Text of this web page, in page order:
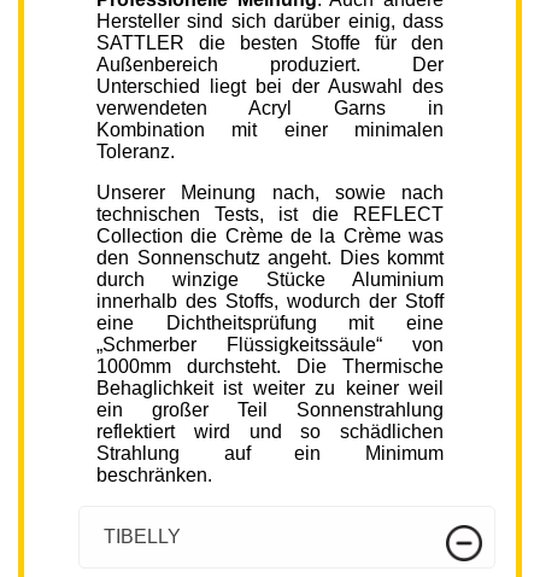
Hersteller sind sich darüber einig, dass
SATTLER die besten Stoffe für den
Außenbereich produziert. Der
Unterschied liegt bei der Auswahl des
verwendeten Acryl Garns in
Kombination mit einer minimalen
Toleranz.
Unserer Meinung nach, sowie nach
technischen Tests, ist die REFLECT
Collection die Crème de la Crème was
den Sonnenschutz angeht. Dies kommt
durch winzige Stücke Aluminium
innerhalb des Stoffs, wodurch der Stoff
eine Dichtheitsprüfung mit eine
„Schmerber Flüssigkeitssäule“ von
1000mm durchsteht. Die Thermische
Behaglichkeit ist weiter zu keiner weil
ein großer Teil Sonnenstrahlung
reflektiert wird und so schädlichen
Strahlung auf ein Minimum
beschränken.
TIBELLY